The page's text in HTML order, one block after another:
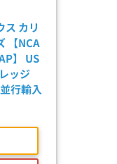
ス カリ
【NCA
】 US
ッジ
行輸入